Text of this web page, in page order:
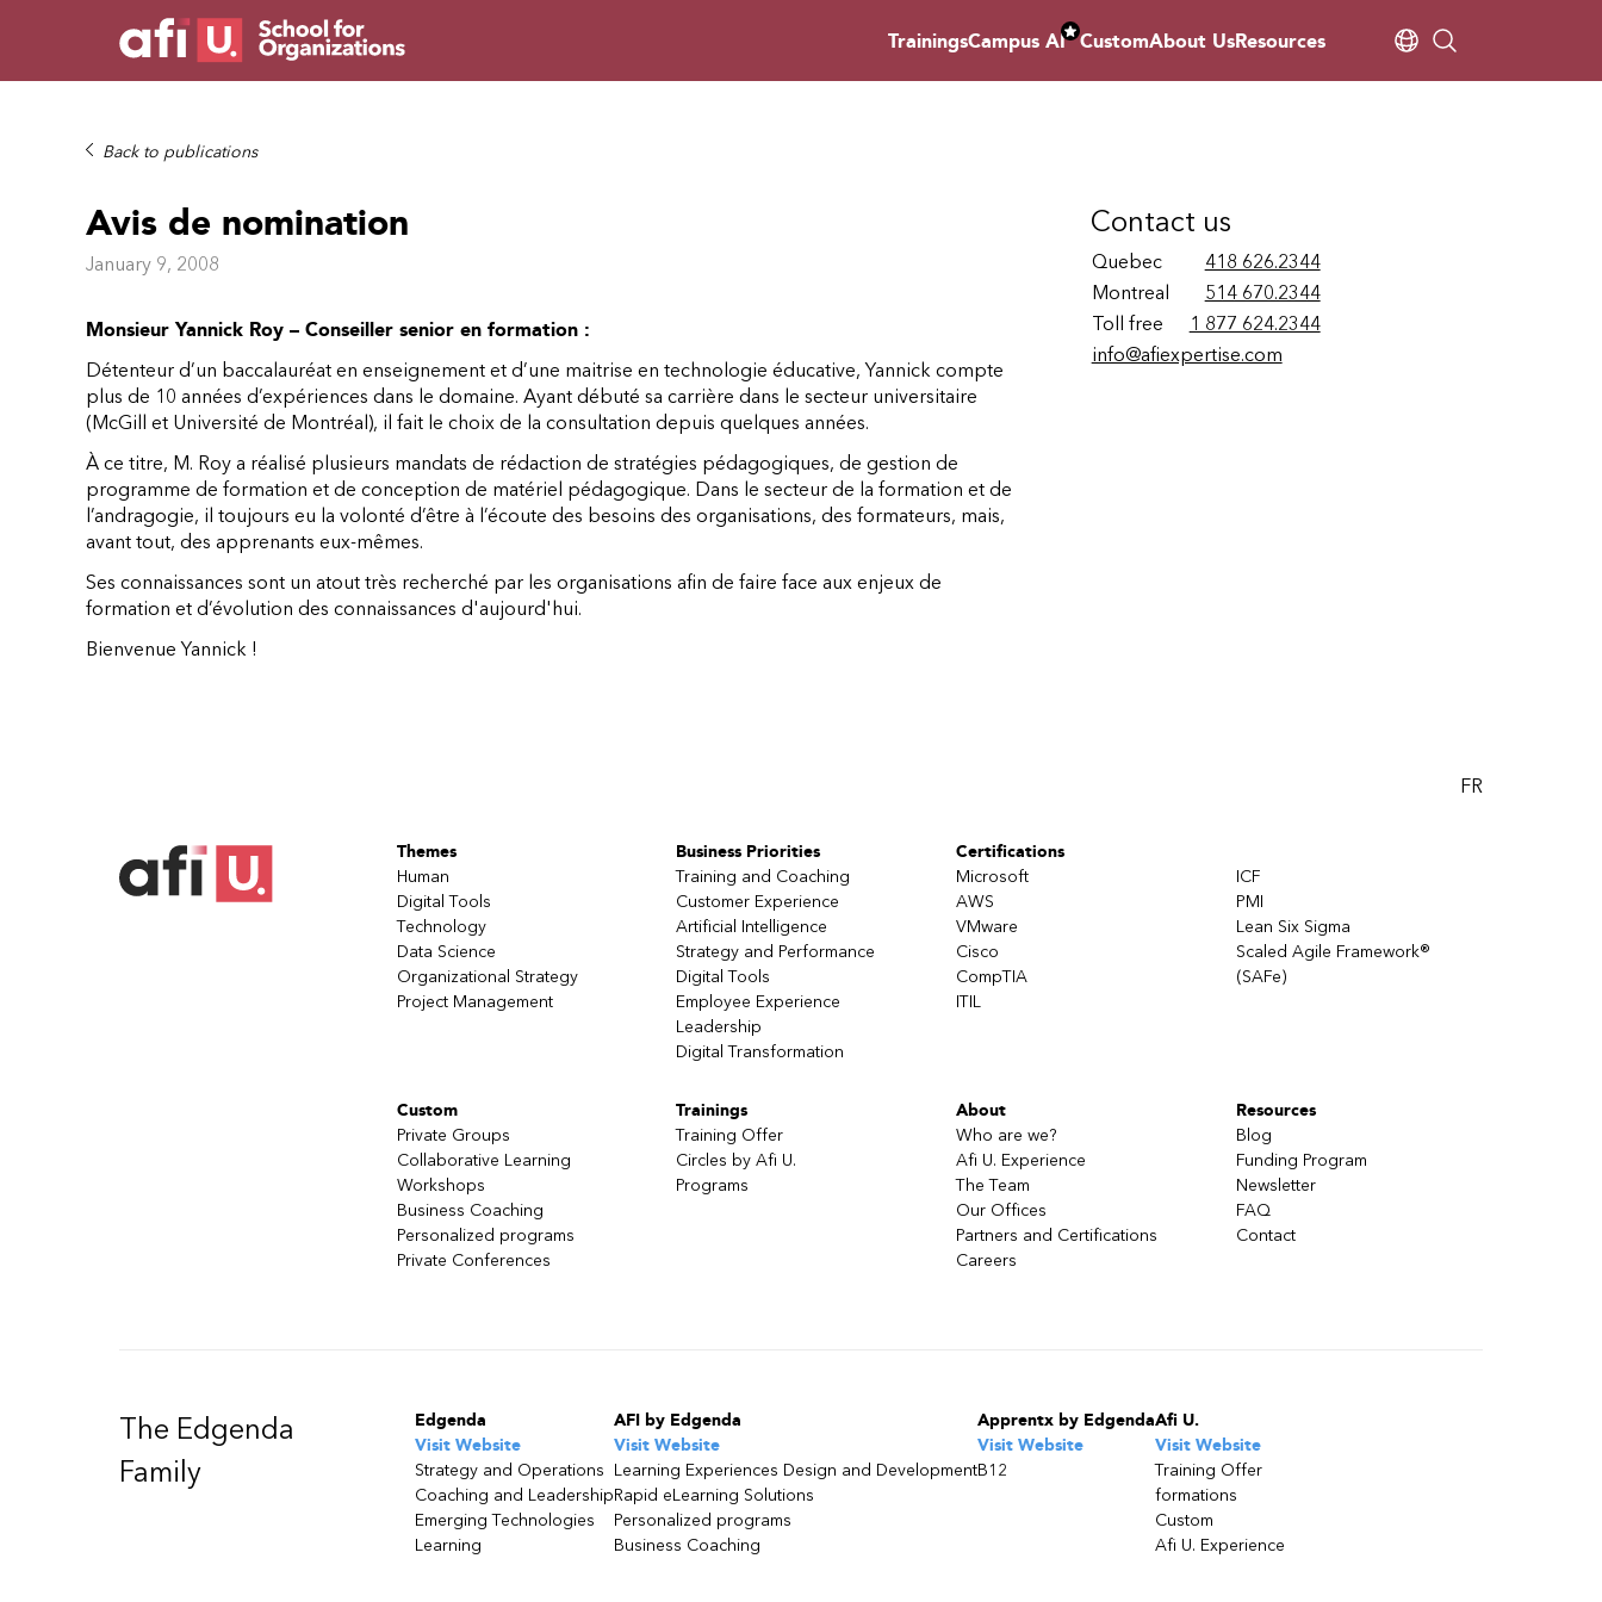
TrainingsCampus AI CustomAbout UsResources
Back to publications
Avis de nomination
January 9, 2008
Monsieur Yannick Roy – Conseiller senior en formation :
Détenteur d’un baccalauréat en enseignement et d’une maitrise en technologie éducative, Yannick compte
plus de 10 années d’expériences dans le domaine. Ayant débuté sa carrière dans le secteur universitaire
(McGill et Université de Montréal), il fait le choix de la consultation depuis quelques années.
À ce titre, M. Roy a réalisé plusieurs mandats de rédaction de stratégies pédagogiques, de gestion de
programme de formation et de conception de matériel pédagogique. Dans le secteur de la formation et de
l’andragogie, il toujours eu la volonté d’être à l’écoute des besoins des organisations, des formateurs, mais,
avant tout, des apprenants eux-mêmes.
Ses connaissances sont un atout très recherché par les organisations afin de faire face aux enjeux de
formation et d’évolution des connaissances d'aujourd'hui.
Bienvenue Yannick !
Contact us
Quebec
418 626.2344
Montreal
514 670.2344
Toll free
1 877 624.2344
info@afiexpertise.com
FR
Themes
Human
Digital Tools
Technology
Data Science
Organizational Strategy
Project Management
Business Priorities
Training and Coaching
Customer Experience
Artificial Intelligence
Strategy and Performance
Digital Tools
Employee Experience
Leadership
Digital Transformation
Certifications
Microsoft
AWS
VMware
Cisco
CompTIA
ITIL
ICF
PMI
Lean Six Sigma
Scaled Agile Framework®
(SAFe)
Custom
Private Groups
Collaborative Learning
Workshops
Business Coaching
Personalized programs
Private Conferences
Trainings
Training Offer
Circles by Afi U.
Programs
About
Who are we?
Afi U. Experience
The Team
Our Offices
Partners and Certifications
Careers
Resources
Blog
Funding Program
Newsletter
FAQ
Contact
The Edgenda
Family
Edgenda
Visit Website
Strategy and Operations
Coaching and Leadership
Emerging Technologies
Learning
AFI by Edgenda
Visit Website
Learning Experiences Design and Development
Rapid eLearning Solutions
Personalized programs
Business Coaching
Apprentx by Edgenda
Visit Website
B12
Afi U.
Visit Website
Training Offer
formations
Custom
Afi U. Experience